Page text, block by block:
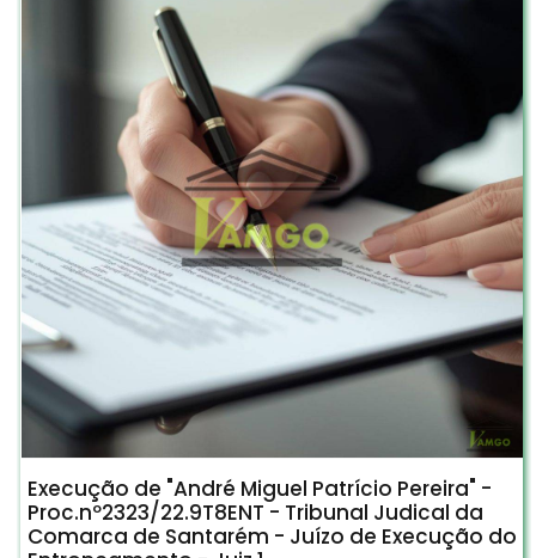
Execução de "André Miguel Patrício Pereira" -
Proc.nº2323/22.9T8ENT - Tribunal Judical da
Comarca de Santarém - Juízo de Execução do